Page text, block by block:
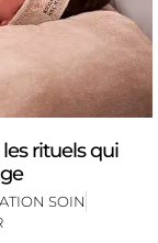
rituels qui
SOIN